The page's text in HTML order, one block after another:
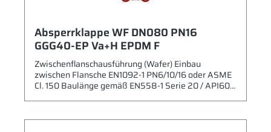
Absperrklappe WF DN080 PN16
GGG40-EP Va+H EPDM F
Zwischenflanschausführung (Wafer) Einbau
zwischen Flansche EN1092-1 PN6/10/16 oder ASME
Cl. 150 Baulänge gemäß EN558-1 Serie 20 / API609
2002 Scheibe: Edelstahl 1.4408 (CF8M) + Halar